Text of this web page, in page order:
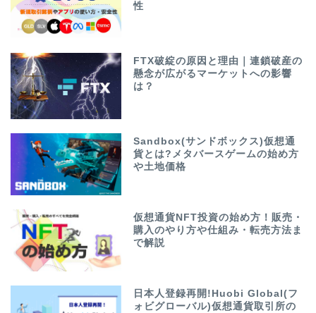
性
FTX破綻の原因と理由｜連鎖破産の
懸念が広がるマーケットへの影響
は？
Sandbox(サンドボックス)仮想通
貨とは?メタバースゲームの始め方
や土地価格
仮想通貨NFT投資の始め方！販売・
購入のやり方や仕組み・転売方法ま
で解説
日本人登録再開!Huobi Global(フ
ォビグローバル)仮想通貨取引所の